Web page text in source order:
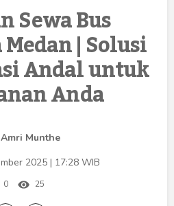
Sewa Bus
| Solusi
Andal untuk
Anda
Amri Munthe
2025 | 17:28 WIB
0 25